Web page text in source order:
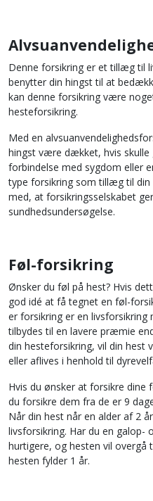
Denne forsikring er et tillæg til
benytter din hingst til at
kan denne forsikring være
hesteforsikring.
Med en
hingst være dækket, hvis skulle
forbindelse med sygdom eller
type forsikring som tillæg til din
med, at forsikringsselskabet
sundhedsundersøgelse.
Føl-forsikring
Ønsker du føl på hest? Hvis
god idé at få tegnet en føl-
er forsikring er en livsforsikring
tilbydes til en lavere præmie
din hesteforsikring, vil din
eller aflives i henhold til
Hvis du ønsker at forsikre dine
du forsikre dem fra de er 9
Når din hest når en alder af 2
livsforsikring. Har du en galop-
hurtigere, og hesten vil overgå
hesten fylder 1 år.